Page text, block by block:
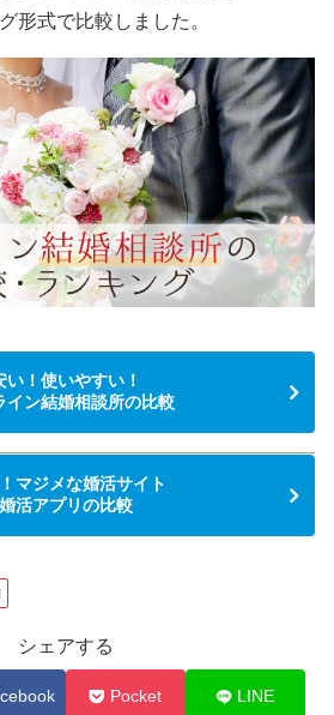
形式で比較しました。
い！使いやすい！
イン結婚相談所の比較
マジメな婚活サイト
婚活アプリの比較
シェアする
Pocket LINE